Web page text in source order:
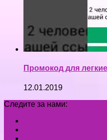
Промокод для
12.01.2019
Следите за нами: